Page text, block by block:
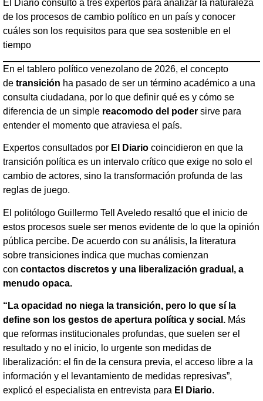
El Diario consultó a tres expertos para analizar la naturaleza
de los procesos de cambio político en un país y conocer
cuáles son los requisitos para que sea sostenible en el
tiempo
En el tablero político venezolano de 2026, el concepto
de transición ha pasado de ser un término académico a una
consulta ciudadana, por lo que definir qué es y cómo se
diferencia de un simple reacomodo del poder sirve para
entender el momento que atraviesa el país.
Expertos consultados por El Diario coincidieron en que la
transición política es un intervalo crítico que exige no solo el
cambio de actores, sino la transformación profunda de las
reglas de juego.
El politólogo Guillermo Tell Aveledo resaltó que el inicio de
estos procesos suele ser menos evidente de lo que la opinión
pública percibe. De acuerdo con su análisis, la literatura
sobre transiciones indica que muchas comienzan
con contactos discretos y una liberalización gradual, a
menudo opaca.
“La opacidad no niega la transición, pero lo que sí la
define son los gestos de apertura política y social. Más
que reformas institucionales profundas, que suelen ser el
resultado y no el inicio, lo urgente son medidas de
liberalización: el fin de la censura previa, el acceso libre a la
información y el levantamiento de medidas represivas”,
explicó el especialista en entrevista para El Diario.